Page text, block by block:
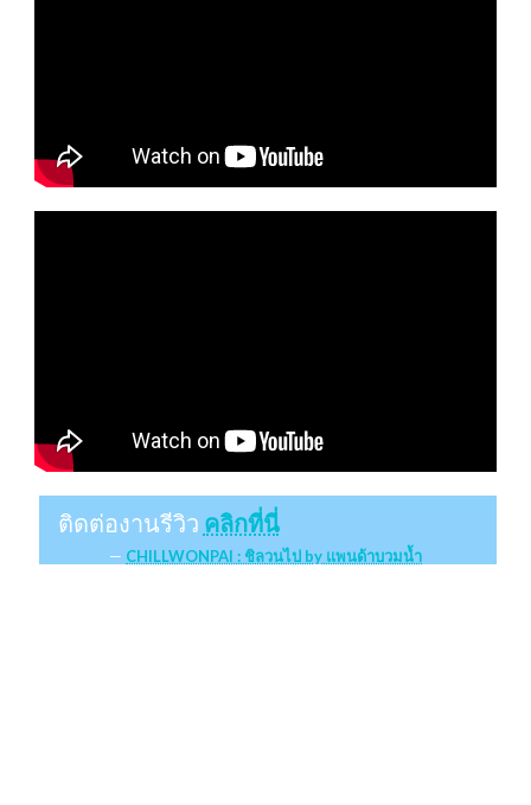
ติดต่องานรีวิว คลิกที่นี่
CHILLWONPAI : ชิลวนไป by แพนด้าบวมน้ำ